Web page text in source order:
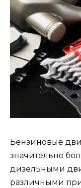
Бензиновые
значительно
дизельными
различными